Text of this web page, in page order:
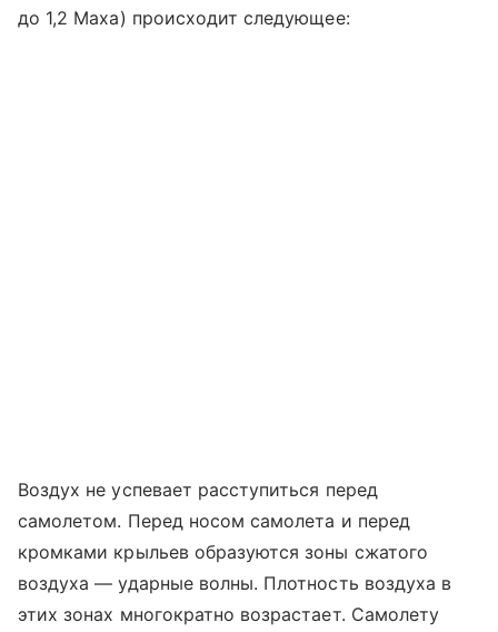
до 1,2 Маха) происходит следующее:
Воздух не успевает расступиться перед
самолетом. Перед носом самолета и перед
кромками крыльев образуются зоны сжатого
воздуха — ударные волны. Плотность воздуха в
этих зонах многократно возрастает. Самолету